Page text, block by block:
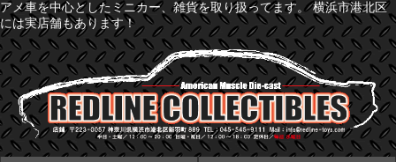
アメ車を中心としたミニカー、雑貨を取り扱ってます。 横浜市港北区
には実店舗もあります！